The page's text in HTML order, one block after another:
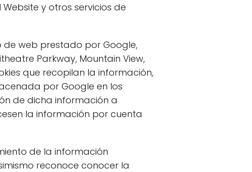
y otros servicios de
de web prestado por Google,
Parkway, Mountain View,
que recopilan la información,
por Google en los
de dicha información a
la información por cuenta
de la información
reconoce conocer la